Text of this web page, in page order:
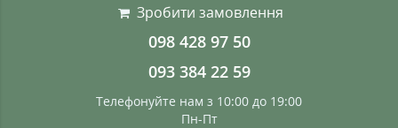
Зробити замовлення
098 428 97 50
093 384 22 59
Телефонуйте нам з 10:00 до 19:00
Пн-Пт